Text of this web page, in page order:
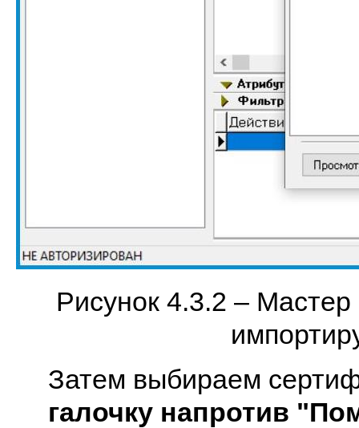
Рисунок 4.3.2 –
Затем выбираем
галочку напротив